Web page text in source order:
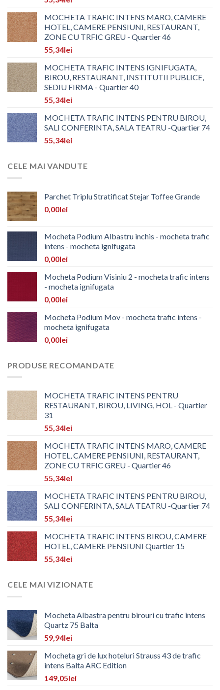
MOCHETA TRAFIC INTENS MARO, CAMERE
HOTEL, CAMERE PENSIUNI, RESTAURANT,
ZONE CU TRFIC GREU - Quartier 46
55,34lei
MOCHETA TRAFIC INTENS IGNIFUGATA,
BIROU, RESTAURANT, INSTITUTII PUBLICE,
SEDIU FIRMA - Quartier 40
55,34lei
MOCHETA TRAFIC INTENS PENTRU BIROU,
SALI CONFERINTA, SALA TEATRU -Quartier 74
55,34lei
CELE MAI VANDUTE
Parchet Triplu Stratificat Stejar Toffee Grande
0,00lei
Mocheta Podium Albastru inchis - mocheta trafic
intens - mocheta ignifugata
0,00lei
Mocheta Podium Visiniu 2 - mocheta trafic intens
- mocheta ignifugata
0,00lei
Mocheta Podium Mov - mocheta trafic intens -
mocheta ignifugata
0,00lei
PRODUSE RECOMANDATE
MOCHETA TRAFIC INTENS PENTRU
RESTAURANT, BIROU, LIVING, HOL - Quartier
31
55,34lei
MOCHETA TRAFIC INTENS MARO, CAMERE
HOTEL, CAMERE PENSIUNI, RESTAURANT,
ZONE CU TRFIC GREU - Quartier 46
55,34lei
MOCHETA TRAFIC INTENS PENTRU BIROU,
SALI CONFERINTA, SALA TEATRU -Quartier 74
55,34lei
MOCHETA TRAFIC INTENS BIROU, CAMERE
HOTEL, CAMERE PENSIUNI Quartier 15
55,34lei
CELE MAI VIZIONATE
Mocheta Albastra pentru birouri cu trafic intens
Quartz 75 Balta
59,94lei
Mocheta gri de lux hoteluri Strauss 43 de trafic
intens Balta ARC Edition
149,05lei